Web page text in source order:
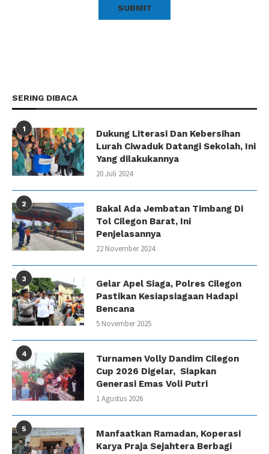
SERING DIBACA
1
Dukung Literasi Dan Kebersihan
Lurah Ciwaduk Datangi Sekolah, Ini
Yang dilakukannya
20 Juli 2024
2
Bakal Ada Jembatan Timbang Di
Tol Cilegon Barat, Ini
Penjelasannya
22 November 2024
3
Gelar Apel Siaga, Polres Cilegon
Pastikan Kesiapsiagaan Hadapi
Bencana
5 November 2025
4
Turnamen Volly Dandim Cilegon
Cup 2026 Digelar, Siapkan
Generasi Emas Voli Putri
1 Agustus 2026
5
Manfaatkan Ramadan, Koperasi
Karya Praja Sejahtera Berbagi